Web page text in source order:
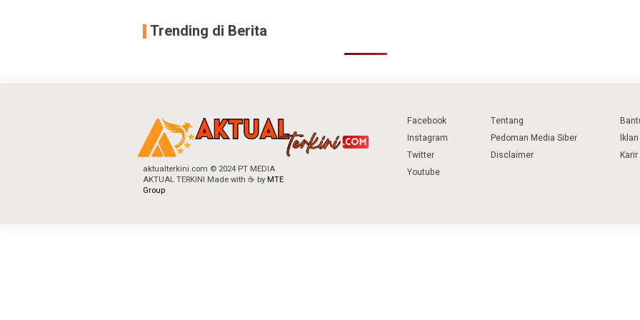
Trending di Berita
aktualterkini.com © 2024 PT MEDIA
AKTUAL TERKINI Made with ☕ by MTE
Group
Facebook
Instagram
Twitter
Youtube
Tentang
Pedoman Media Siber
Disclaimer
Iklan
Karir